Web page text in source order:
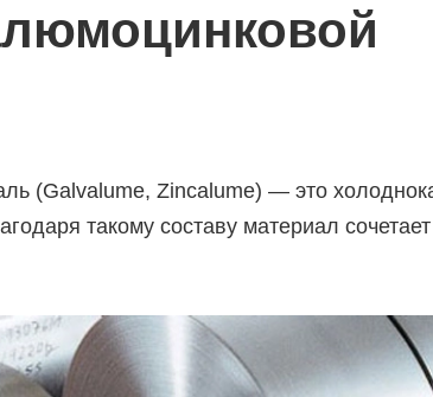
(Galvalume, Zincalume) — это
такому составу материал